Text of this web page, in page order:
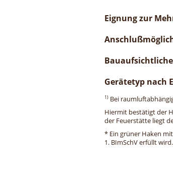
Eignung zur
Gerätetyp nach
1) Bei
Hiermit bestätigt der
der Feuerstätte liegt
* Ein grüner Haken
1. BImSchV erfüllt